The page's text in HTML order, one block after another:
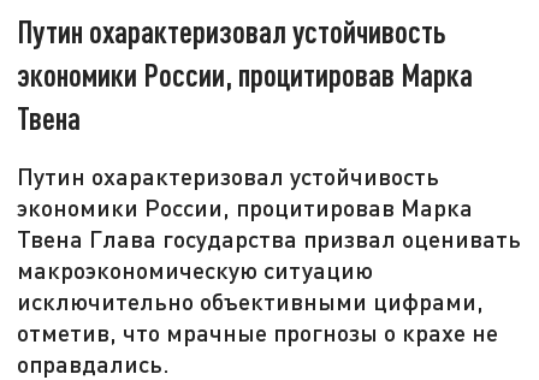
Путин охарактеризовал устойчивость
экономики России, процитировав Марка
Твена
Путин охарактеризовал устойчивость
экономики России, процитировав Марка
Твена Глава государства призвал оценивать
макроэкономическую ситуацию
исключительно объективными цифрами,
отметив, что мрачные прогнозы о крахе не
оправдались.